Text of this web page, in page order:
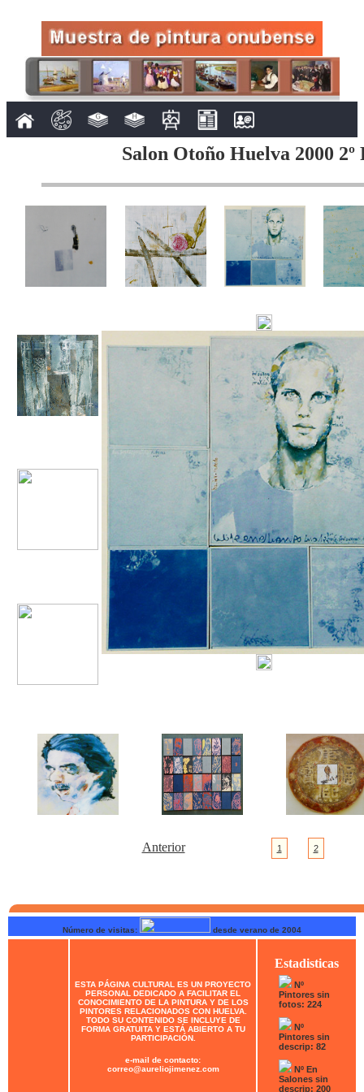
Salon Otoño Huelva 2000 2º
Anterior 1 2
Número de visitas: desde verano de 2004
ESTA PÁGINA CULTURAL ES UN PROYECTO
PERSONAL DEDICADO A FACILITAR EL
CONOCIMIENTO DE LA PINTURA Y DE LOS
PINTORES RELACIONADOS CON HUELVA.
TODO SU CONTENIDO SE INCLUYE DE
FORMA GRATUITA Y ESTÁ ABIERTO A TU
PARTICIPACIÓN.
e-mail de contacto:
correo@aureliojimenez.com
Estadisticas
Nº
Pintores sin
fotos: 224
Nº
Pintores sin
descrip: 82
Nº En
Salones sin
descrip: 200